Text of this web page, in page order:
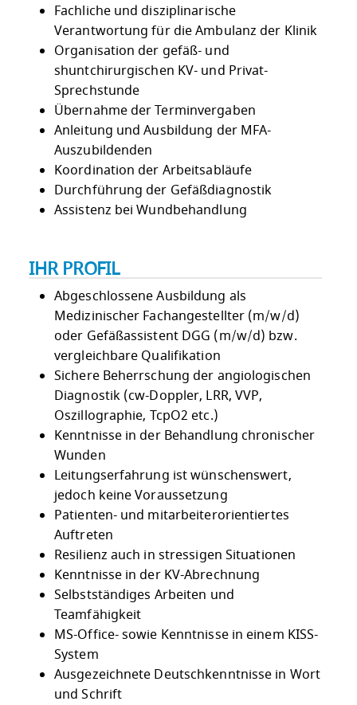
Fachliche und disziplinarische
Verantwortung für die Ambulanz der Klinik
Organisation der gefäß- und
shuntchirurgischen KV- und Privat-
Sprechstunde
Übernahme der Terminvergaben
Anleitung und Ausbildung der MFA-
Auszubildenden
Koordination der Arbeitsabläufe
Durchführung der Gefäßdiagnostik
Assistenz bei Wundbehandlung
IHR PROFIL
Abgeschlossene Ausbildung als
Medizinischer Fachangestellter (m/w/d)
oder Gefäßassistent DGG (m/w/d) bzw.
vergleichbare Qualifikation
Sichere Beherrschung der angiologischen
Diagnostik (cw-Doppler, LRR, VVP,
Oszillographie, TcpO2 etc.)
Kenntnisse in der Behandlung chronischer
Wunden
Leitungserfahrung ist wünschenswert,
jedoch keine Voraussetzung
Patienten- und mitarbeiterorientiertes
Auftreten
Resilienz auch in stressigen Situationen
Kenntnisse in der KV-Abrechnung
Selbstständiges Arbeiten und
Teamfähigkeit
MS-Office- sowie Kenntnisse in einem KISS-
System
Ausgezeichnete Deutschkenntnisse in Wort
und Schrift